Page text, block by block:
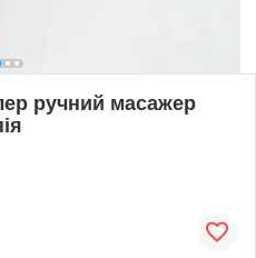
ручний масажер